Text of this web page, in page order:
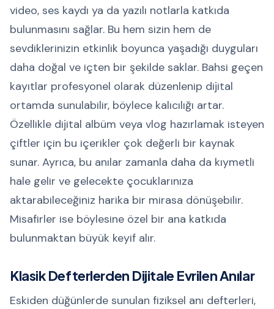
video, ses kaydı ya da yazılı notlarla katkıda
bulunmasını sağlar. Bu hem sizin hem de
sevdiklerinizin etkinlik boyunca yaşadığı duyguları
daha doğal ve içten bir şekilde saklar. Bahsi geçen
kayıtlar profesyonel olarak düzenlenip dijital
ortamda sunulabilir, böylece kalıcılığı artar.
Özellikle dijital albüm veya vlog hazırlamak isteyen
çiftler için bu içerikler çok değerli bir kaynak
sunar. Ayrıca, bu anılar zamanla daha da kıymetli
hale gelir ve gelecekte çocuklarınıza
aktarabileceğiniz harika bir mirasa dönüşebilir.
Misafirler ise böylesine özel bir ana katkıda
bulunmaktan büyük keyif alır.
Klasik Defterlerden Dijitale Evrilen Anılar
Eskiden düğünlerde sunulan fiziksel anı defterleri,